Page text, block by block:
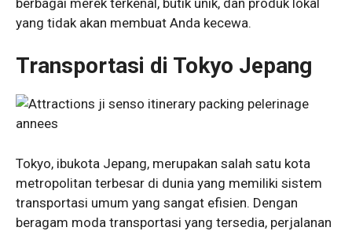
yang tidak akan membuat Anda kecewa.
Transportasi di Tokyo Jepang
Tokyo, ibukota Jepang, merupakan salah satu kota
metropolitan terbesar di dunia yang memiliki sistem
transportasi umum yang sangat efisien. Dengan
beragam moda transportasi yang tersedia, perjalanan